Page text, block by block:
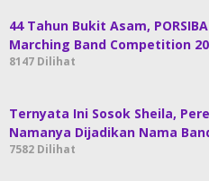
44 Tahun Bukit Asam,
Marching Band Competition
8147 Dilihat
Ternyata Ini Sosok Sheila,
Namanya Dijadikan Nama
7582 Dilihat